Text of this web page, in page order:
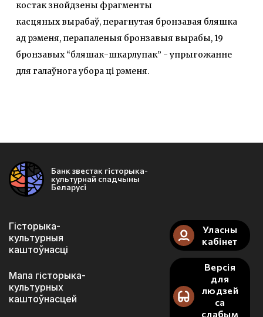
костак знойдзены фрагменты
касцяных вырабаў, перагнутая бронзавая бляшка
ад рэменя, перапаленыя бронзавыя вырабы, 19
бронзавых “бляшак-шкарлупак” - упрыгожанне
для галаўнога убора ці рэменя.
Банк звестак гісторыка-
культурнай спадчыны
Беларусі
Гісторыка-
культурныя
каштоўнасці
Мапа гісторыка-
культурных
каштоўнасцей
Уласны
кабінет
Версія
для
людзей
са
слабым